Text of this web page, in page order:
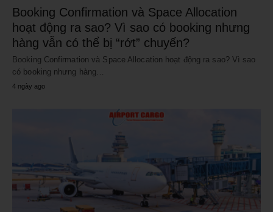
Booking Confirmation và Space Allocation
hoạt động ra sao? Vì sao có booking nhưng
hàng vẫn có thể bị “rớt” chuyến?
Booking Confirmation và Space Allocation hoạt động ra sao? Vì sao
có booking nhưng hàng…
4 ngày ago